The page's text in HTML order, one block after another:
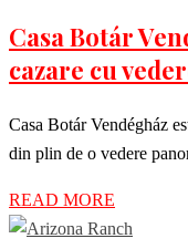
Casa Botár
cazare cu
Casa Botár Vendégház
din plin de o vedere
READ MORE